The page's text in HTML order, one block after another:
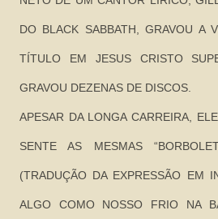
DO BLACK SABBATH, GRAVOU A
TÍTULO EM JESUS CRISTO
GRAVOU DEZENAS DE DISCOS.
APESAR DA LONGA CARREIRA,
SENTE AS MESMAS
(TRADUÇÃO DA EXPRESSÃO EM
ALGO COMO NOSSO FRIO NA